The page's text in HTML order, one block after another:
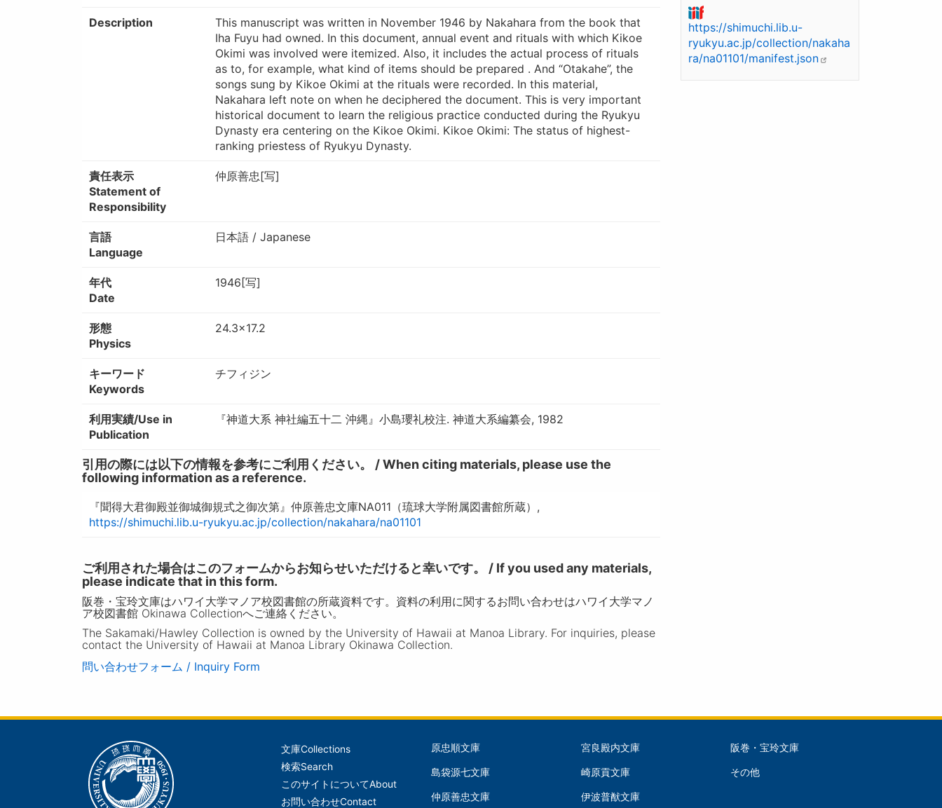
Description
This manuscript was written in November 1946 by Nakahara from the book that
Iha Fuyu had owned. In this document, annual event and rituals with which Kikoe
Okimi was involved were itemized. Also, it includes the actual process of rituals
as to, for example, what kind of items should be prepared . And “Otakahe”, the
songs sung by Kikoe Okimi at the rituals were recorded. In this material,
Nakahara left note on when he deciphered the document. This is very important
historical document to learn the religious practice conducted during the Ryukyu
Dynasty era centering on the Kikoe Okimi. Kikoe Okimi: The status of highest-
ranking priestess of Ryukyu Dynasty.
責任表示
Statement of
Responsibility
仲原善忠[写]
言語
Language
日本語 / Japanese
年代
Date
1946[写]
形態
Physics
24.3×17.2
キーワード
Keywords
チフィジン
利用実績/Use in
Publication
『神道大系 神社編五十二 沖縄』小島瓔礼校注. 神道大系編纂会, 1982
引用の際には以下の情報を参考にご利用ください。 / When citing materials, please use the
following information as a reference.
『聞得大君御殿並御城御規式之御次第』仲原善忠文庫NA011（琉球大学附属図書館所蔵）,
https://shimuchi.lib.u-ryukyu.ac.jp/collection/nakahara/na01101
ご利用された場合はこのフォームからお知らせいただけると幸いです。 / If you used any materials,
please indicate that in this form.
阪巻・宝玲文庫はハワイ大学マノア校図書館の所蔵資料です。資料の利用に関するお問い合わせはハワイ大学マノ
ア校図書館 Okinawa Collectionへご連絡ください。
The Sakamaki/Hawley Collection is owned by the University of Hawaii at Manoa Library. For inquiries, please
contact the University of Hawaii at Manoa Library Okinawa Collection.
問い合わせフォーム / Inquiry Form
https://shimuchi.lib.u-
ryukyu.ac.jp/collection/nakaha
ra/na01101/manifest.json
メ
イ
文庫Collections
検索Search
このサイトについてAbout
お問い合わせContact
文
原忠順文庫
島袋源七文庫
仲原善忠文庫
文
宮良殿内文庫
崎原貢文庫
伊波普猷文庫
文
庫
阪巻・宝玲文庫
その他